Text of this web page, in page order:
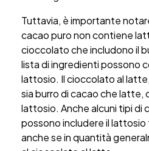
Tuttavia, è importante
cacao puro non contiene
cioccolato che includono il
lista di ingredienti possono
lattosio. Il cioccolato al
sia burro di cacao che latte,
lattosio. Anche alcuni tipi
possono includere il lattosio
anche se in quantità